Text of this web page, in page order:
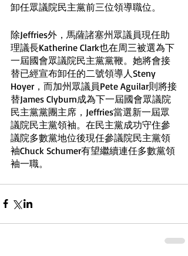
卸任眾議院民主黨前三位領導職位。
除Jeffries外，馬薩諸塞州眾議員現任助
理議長Katherine Clark也在周三被選為下
一屆國會眾議院民主黨黨鞭。她將會接
替已經宣布卸任的二號領導人Steny
Hoyer，而加州眾議員Pete Aguilar則將接
替James Clyburn成為下一屆國會眾議院
民主黨黨團主席，Jeffries當選新一屆眾
議院民主黨領袖。在民主黨成功守住參
議院多數黨地位後現任參議院民主黨領
袖Chuck Schumer有望繼續連任多數黨領
袖一職。